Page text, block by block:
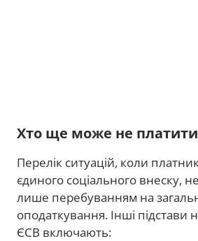
Хто ще може не
Перелік ситуацій, коли
єдиного соціального внеску,
лише перебуванням на
оподаткування. Інші підстави
ЄСВ включають: